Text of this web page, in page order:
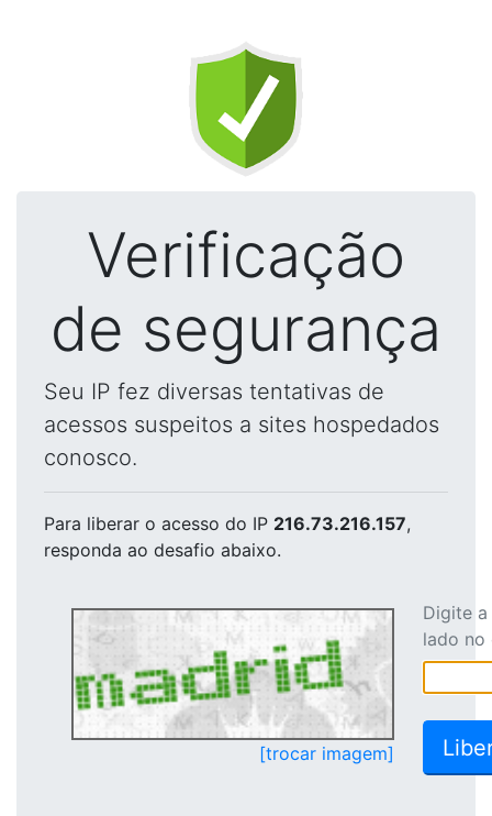
Verificação
de segurança
Seu IP fez diversas tentativas de
acessos suspeitos a sites hospedados
conosco.
Para liberar o acesso do IP 216.73.216.157,
responda ao desafio abaixo.
[trocar imagem]
Digite
lado no